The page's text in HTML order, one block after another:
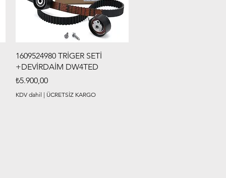
Hızlı Bakış
1609524980 TRİGER SETİ
+DEVİRDAİM DW4TED
Fiyat
₺5.900,00
KDV dahil | ÜCRETSİZ KARGO